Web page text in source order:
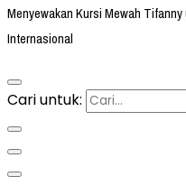
Menyewakan Kursi Mewah
Internasional
Cari untuk: